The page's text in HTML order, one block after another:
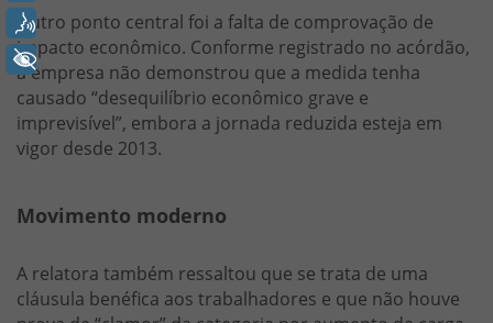
Outro ponto central foi a falta de comprovação de
impacto econômico. Conforme registrado no acórdão,
a empresa não demonstrou que a medida tenha
causado “desequilíbrio econômico grave e
imprevisível”, embora a jornada reduzida esteja em
vigor desde 2013.
Movimento moderno
A relatora também ressaltou que se trata de uma
cláusula benéfica aos trabalhadores e que não houve
Voz
+ Acessibilidade